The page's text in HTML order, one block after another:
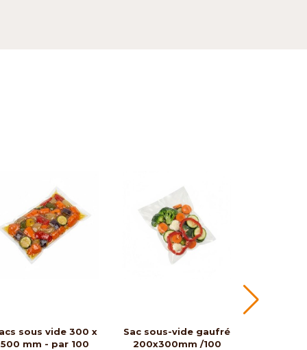
sous vide 300 x
500 mm - par 100
Sac sous-vide gaufré
200x300mm /100